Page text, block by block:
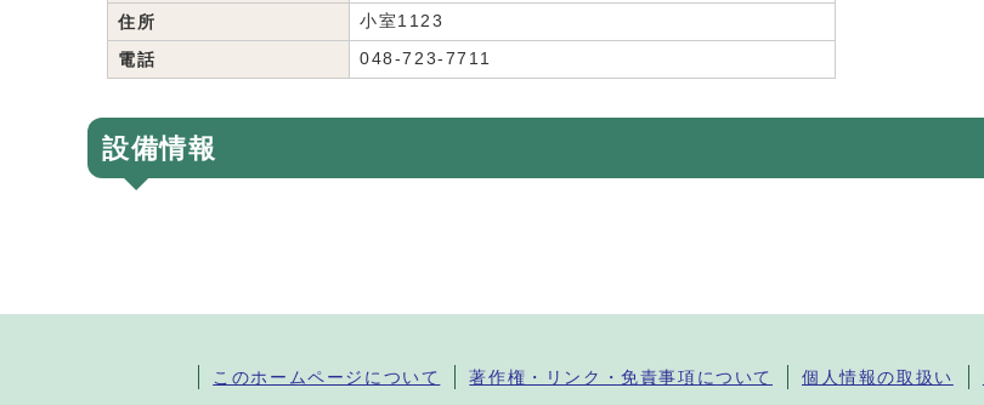
住所 小室1123
電話 048-723-7711
設備情報
このホームページについて 著作権・リンク・免責事項について 個人情報の取扱い